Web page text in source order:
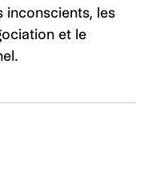
inconscients, les
et le